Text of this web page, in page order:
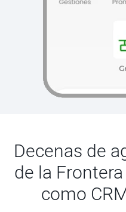
Decenas de
de la
como